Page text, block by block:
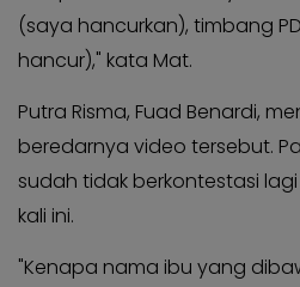
(saya hancurkan), timbang
hancur)," kata Mat.
Putra Risma, Fuad Benardi,
beredarnya video tersebut.
sudah tidak berkontestasi
kali ini.
"Kenapa nama ibu yang